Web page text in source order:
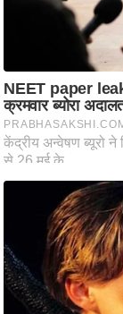
प
रा
ज
नी
ति
ण
स